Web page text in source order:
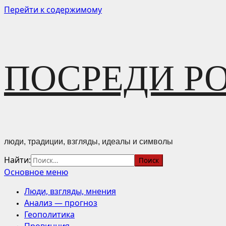
Перейти к содержимому
ПОСРЕДИ
люди, традиции, взгляды, идеалы и символы
Найти:
Основное меню
Люди, взгляды, мнения
Анализ — прогноз
Геополитика